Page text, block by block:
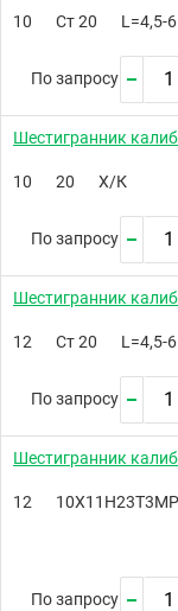
10 Ст 20 L=4,5-
По запросу
Шестигранник
10 20 Х/К
По запросу
Шестигранник
12 Ст 20 L=4,5-
По запросу
Шестигранник
12
По запросу